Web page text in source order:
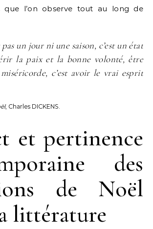
que l’on observe tout au long de
pas un jour ni une saison, c’est un état
la paix et la bonne volonté, être
c’est avoir le vrai esprit
, Charles DICKENS.
et pertinence
des
de Noël
littérature